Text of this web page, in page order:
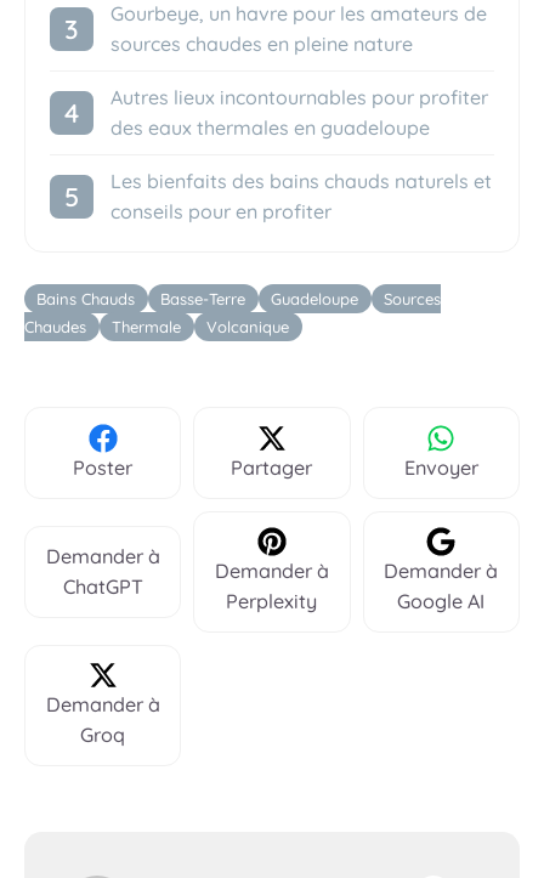
Gourbeye, un havre pour les amateurs de
sources chaudes en pleine nature
Autres lieux incontournables pour profiter
des eaux thermales en guadeloupe
Les bienfaits des bains chauds naturels et
conseils pour en profiter
Étiquettes
Bains Chauds Basse-Terre Guadeloupe
Sources
Chaudes
Thermale Volcanique
Poster Partager Envoyer
Demander à
ChatGPT
Demander à
Perplexity
Demander à
Google AI
Demander à
Groq